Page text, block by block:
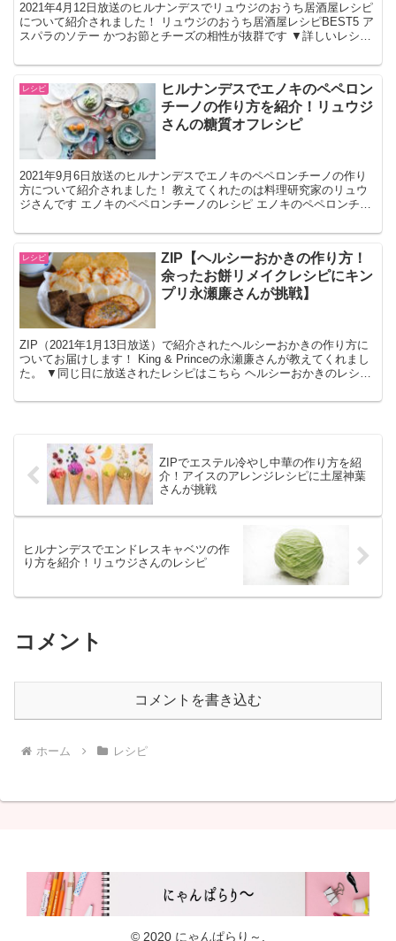
2021年4月12日放送のヒルナンデスでリュウジのおうち居酒屋レシピ
について紹介されました！ リュウジのおうち居酒屋レシピBEST5 ア
スパラのソテー かつお節とチーズの相性が抜群です ▼詳しいレシピ
レシピ
ヒルナンデスでエノキのペペロン
チーノの作り方を紹介！リュウジ
さんの糖質オフレシピ
2021年9月6日放送のヒルナンデスでエノキのペペロンチーノの作り
方について紹介されました！ 教えてくれたのは料理研究家のリュウ
ジさんです エノキのペペロンチーノのレシピ エノキのペペロンチー
レシピ
ZIP【ヘルシーおかきの作り方！
余ったお餅リメイクレシピにキン
プリ永瀬廉さんが挑戦】
ZIP（2021年1月13日放送）で紹介されたヘルシーおかきの作り方に
ついてお届けします！ King & Princeの永瀬廉さんが教えてくれまし
た。 ▼同じ日に放送されたレシピはこちら ヘルシーおかきのレシピ
ZIPでエステル冷やし中華の作り方を紹
介！アイスのアレンジレシピに土屋神葉
さんが挑戦
ヒルナンデスでエンドレスキャベツの作
り方を紹介！リュウジさんのレシピ
コメント
コメントを書き込む
ホーム レシピ
© 2020 にゃんぱらり～.